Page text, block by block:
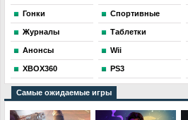
Гонки Спортивные
Журналы Таблетки
Анонсы Wii
XBOX360 PS3
Самые ожидаемые игры